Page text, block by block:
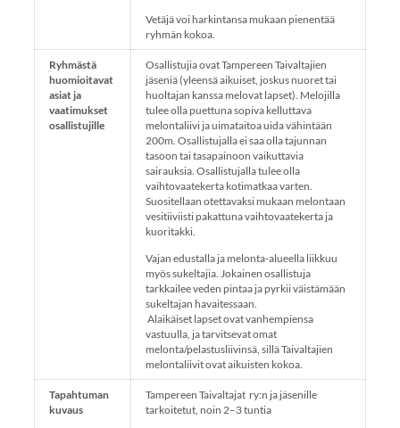
Vetäjä voi harkintansa mukaan pienentää
ryhmän kokoa.
Ryhmästä
huomioitavat
asiat ja
vaatimukset
osallistujille
Osallistujia ovat Tampereen Taivaltajien
jäseniä (yleensä aikuiset, joskus nuoret tai
huoltajan kanssa melovat lapset). Melojilla
tulee olla puettuna sopiva kelluttava
melontaliivi ja uimataitoa uida vähintään
200m. Osallistujalla ei saa olla tajunnan
tasoon tai tasapainoon vaikuttavia
sairauksia. Osallistujalla tulee olla
vaihtovaatekerta kotimatkaa varten.
Suositellaan otettavaksi mukaan melontaan
vesitiiviisti pakattuna vaihtovaatekerta ja
kuoritakki.
Vajan edustalla ja melonta-alueella liikkuu
myös sukeltajia. Jokainen osallistuja
tarkkailee veden pintaa ja pyrkii väistämään
sukeltajan havaitessaan.
Alaikäiset lapset ovat vanhempiensa
vastuulla, ja tarvitsevat omat
melonta/pelastusliivinsä, sillä Taivaltajien
melontaliivit ovat aikuisten kokoa.
Tapahtuman
kuvaus
Tampereen Taivaltajat ry:n ja jäsenille
tarkoitetut, noin 2–3 tuntia